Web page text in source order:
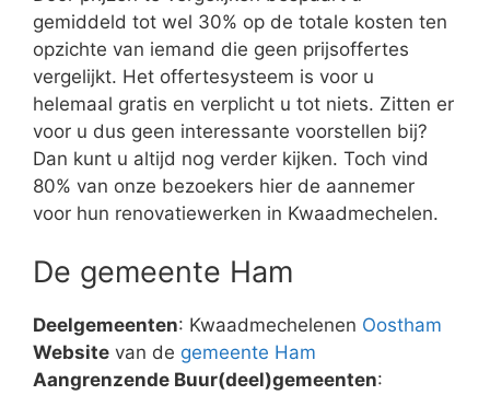
gemiddeld tot wel 30% op de totale kosten ten
opzichte van iemand die geen prijsoffertes
vergelijkt. Het offertesysteem is voor u
helemaal gratis en verplicht u tot niets. Zitten er
voor u dus geen interessante voorstellen bij?
Dan kunt u altijd nog verder kijken. Toch vind
80% van onze bezoekers hier de aannemer
voor hun renovatiewerken in Kwaadmechelen.
De gemeente Ham
Deelgemeenten: Kwaadmechelenen Oostham
Website van de gemeente Ham
Aangrenzende Buur(deel)gemeenten: